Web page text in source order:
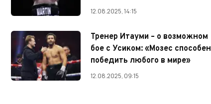
12.08.2025, 14:15
Тренер Итауми – о возможном
бое с Усиком: «Мозес способен
победить любого в мире»
12.08.2025, 09:15